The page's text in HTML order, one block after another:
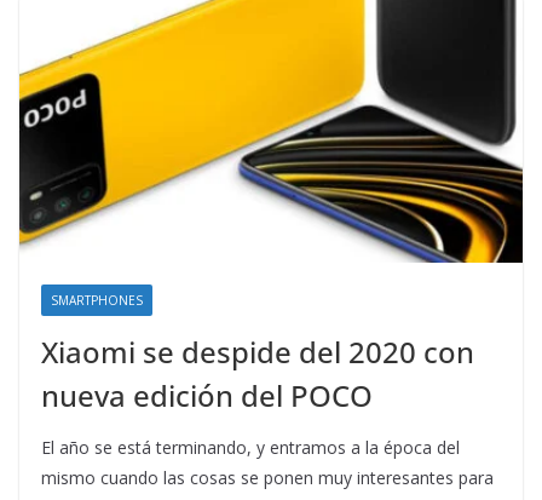
SMARTPHONES
Xiaomi se despide del 2020 con
nueva edición del POCO
El año se está terminando, y entramos a la época del
mismo cuando las cosas se ponen muy interesantes para